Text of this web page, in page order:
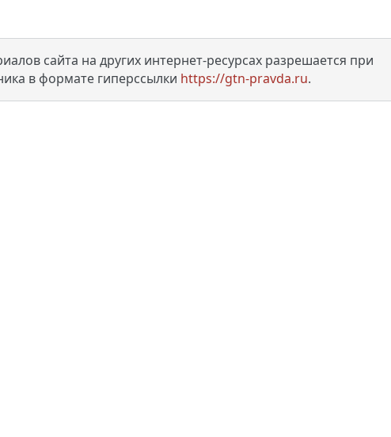
сайта на других интернет-ресурсах разрешается при
в формате гиперссылки https://gtn-pravda.ru.